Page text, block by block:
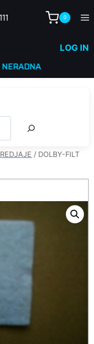
0
LOG IN
/ DOLBY-FILT